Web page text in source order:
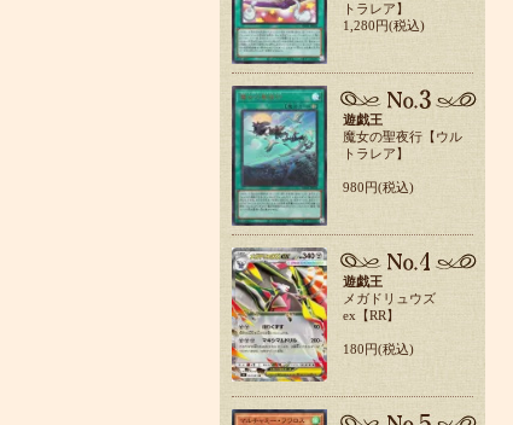
トラレア】
1,280円(税込)
遊戯王
魔女の聖夜行【ウル
トラレア】
980円(税込)
遊戯王
メガドリュウズ
ex【RR】
180円(税込)